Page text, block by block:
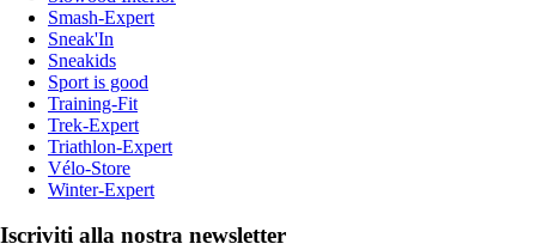
Smash-Expert
Sneak'In
Sneakids
Sport is good
Training-Fit
Trek-Expert
Triathlon-Expert
Vélo-Store
Winter-Expert
Iscriviti alla nostra newsletter